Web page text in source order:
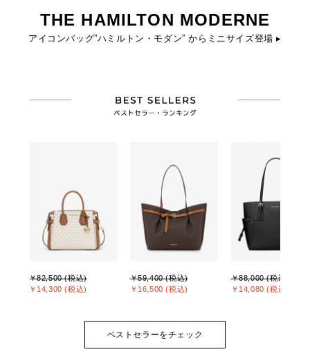
THE HAMILTON MODERNE
アイコンバッグ”ハミルトン・モダン” からミニサイズ登場 ▸
￥82,500 (税込)
￥14,300 (税込)
￥59,400 (税込)
￥16,500 (税込)
￥88,000 (税込)
￥14,080 (税込)
ベストセラーをチェック